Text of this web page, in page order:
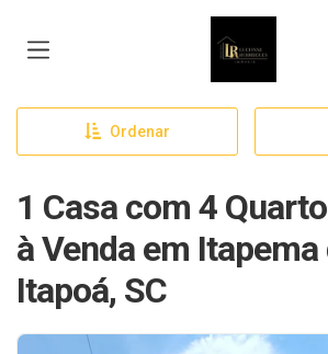
Página inicial
Ordenar
1 Casa com 4
à Venda em
Itapoá, SC